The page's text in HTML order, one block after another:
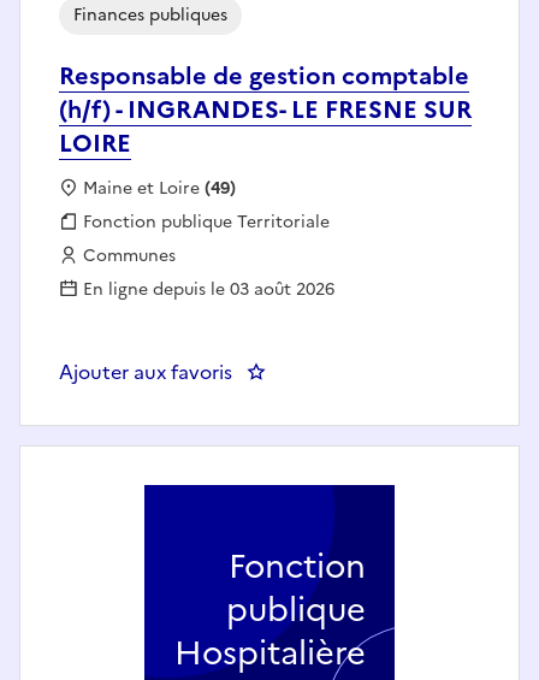
Responsable de gestion comptable
(h/f) - INGRANDES- LE FRESNE SUR
LOIRE
Finances publiques
Localisation :
Maine et Loire(49)
Fonction publique :
Fonction publique Territoriale
Employeur :
Communes
En ligne depuis le 03 août 2026
Ajouter aux favoris : Responsable de gestion
Fonction
publique
Hospitalière